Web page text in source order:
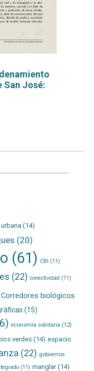
San José:
(14)
(20)
(61) CBI (11)
(22) conectividad (11)
Corredores biológicos
(15)
economía solidaria (12)
verdes(14) espacio
(22) gobiernos
(11) manglar(14)